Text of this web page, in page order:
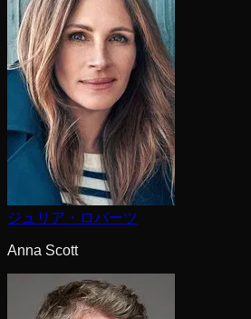
ジュリア・ロバーツ
Anna Scott